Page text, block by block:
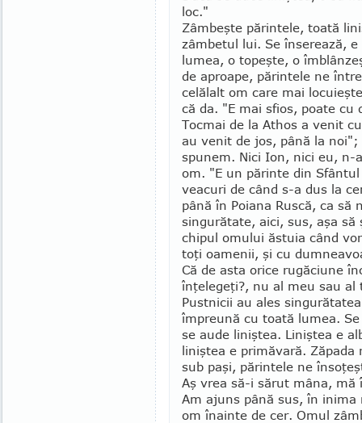
loc."
Zâmbeşte părintele, toată
zâmbetul lui. Se înserează,
lumea, o topeşte, o
de aproape, părintele ne
celălalt om care mai
că da. "E mai sfios, poate cu
Tocmai de la Athos a venit
au venit de jos, până la
spunem. Nici Ion, nici eu, n-
om. "E un părinte din
veacuri de când s-a dus la
până în Poiana Ruscă, ca
singurătate, aici, sus, aşa
chipul omului ăstuia când
toţi oamenii, şi cu
Că de asta orice rugăciune
înţelegeţi?, nu al meu sau al
Pustnicii au ales
îm­preună cu toată lumea.
se aude li­niştea. Liniştea e
liniştea e primăvară. Ză­pada
sub paşi, părintele ne
Aş vrea să-i să­rut mâna, mă
Am ajuns până sus, în
om înainte de cer. Omul